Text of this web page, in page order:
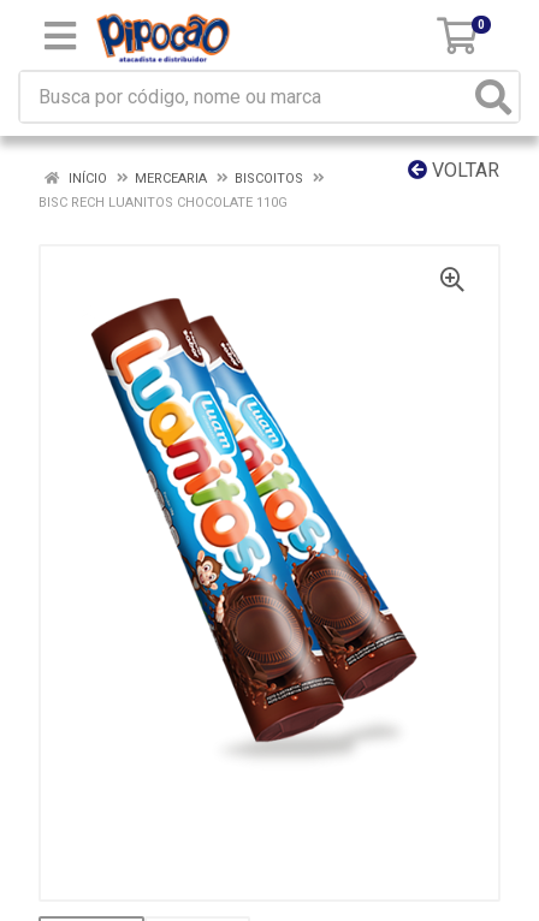
0
VOLTAR
INÍCIO MERCEARIA
BISCOITOS
BISC RECH LUANITOS CHOCOLATE 110G